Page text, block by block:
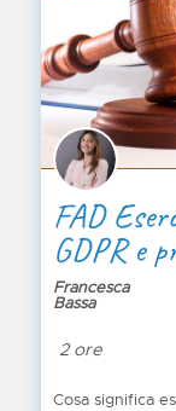
FAD
GDPR e
Francesca
Bassa
2 ore
Cosa significa